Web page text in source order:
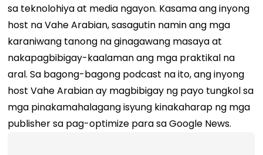
sa teknolohiya at media ngayon. Kasama ang inyong
host na Vahe Arabian, sasagutin namin ang mga
karaniwang tanong na ginagawang masaya at
nakapagbibigay-kaalaman ang mga praktikal na
aral. Sa bagong-bagong podcast na ito, ang inyong
host Vahe Arabian ay magbibigay ng payo tungkol sa
mga pinakamahalagang isyung kinakaharap ng mga
publisher sa pag-optimize para sa Google News.